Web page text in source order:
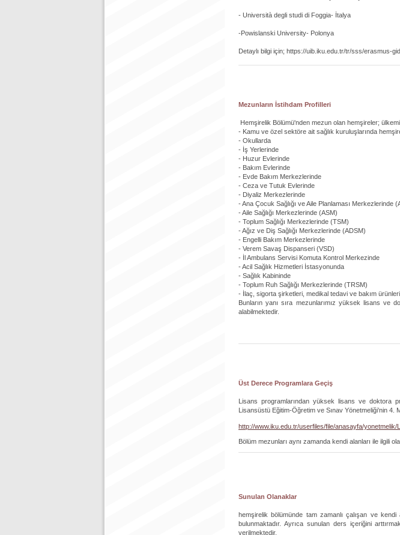
- Università degli studi di Foggia- İtalya
-Powislanski University- Polonya
Detaylı bilgi için; https://uib.iku.edu.tr/tr/sss/erasmus-
Mezunların İstihdam Profilleri
Hemşirelik Bölümü'nden mezun olan hemşireler;
- Kamu ve özel sektöre ait sağlık kuruluşlarında
- Okullarda
- İş Yerlerinde
- Huzur Evlerinde
- Bakım Evlerinde
- Evde Bakım Merkezlerinde
- Ceza ve Tutuk Evlerinde
- Diyaliz Merkezlerinde
- Ana Çocuk Sağlığı ve Aile Planlaması Merkezlerinde
- Aile Sağlığı Merkezlerinde (ASM)
- Toplum Sağlığı Merkezlerinde (TSM)
- Ağız ve Diş Sağlığı Merkezlerinde (ADSM)
- Engelli Bakım Merkezlerinde
- Verem Savaş Dispanseri (VSD)
- İl Ambulans Servisi Komuta Kontrol Merkezinde
- Acil Sağlık Hizmetleri İstasyonunda
- Sağlık Kabininde
- Toplum Ruh Sağlığı Merkezlerinde (TRSM)
- İlaç, sigorta şirketleri, medikal tedavi ve bakım
Bunların yanı sıra mezunlarımız yüksek lisans ve
alabilmektedir.
Üst Derece Programlara Geçiş
Lisans programlarından yüksek lisans ve doktora
Lisansüstü Eğitim-Öğretim ve Sınav Yönetmeliği’nin 4.
http://www.iku.edu.tr/userfiles/file/anasayfa/yonetmelik/
Bölüm mezunları aynı zamanda kendi alanları ile ilgili
Sunulan Olanaklar
hemşirelik bölümünde tam zamanlı çalışan ve
bulunmaktadır. Ayrıca sunulan ders içeriğini
verilmektedir.